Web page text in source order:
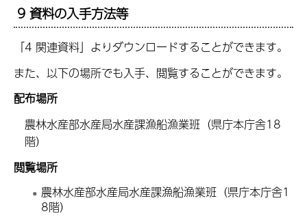
9 資料の入手方法等
「4 関連資料」よりダウンロードすることができます。
また、以下の場所でも入手、閲覧することができます。
配布場所
農林水産部水産局水産課漁船漁業班（県庁本庁舎18
階）
閲覧場所
農林水産部水産局水産課漁船漁業班（県庁本庁舎1
8階）